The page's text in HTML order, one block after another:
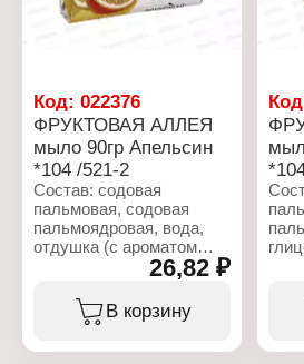
Вес: 160 г
Код: 022376
ФРУКТОВАЯ АЛЛЕЯ
мыло 90гр Апельсин
*104 /521-2
Состав: содовая
пальмовая, содовая
пальмоядровая, вода,
отдушка (с ароматом
пластификатор,
отбеливающие
26,82 ₽
В корзину
(с